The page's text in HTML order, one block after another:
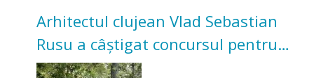
Arhitectul clujean Vlad Sebastian
Rusu a câștigat concursul pentru
transformarea Grădinii Casei